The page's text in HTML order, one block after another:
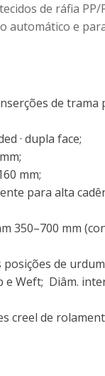
de ráfia PP/
automático e
de trama
· dupla face;
mm;
mm;
para alta
350–700 mm
posições de
e Weft; Diâm.
creel de